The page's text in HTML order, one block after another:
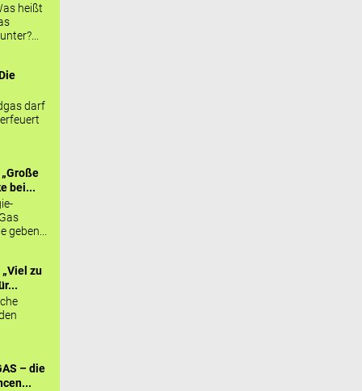
heißt
darf
„Große
bei...
geben...
„Viel zu
– die